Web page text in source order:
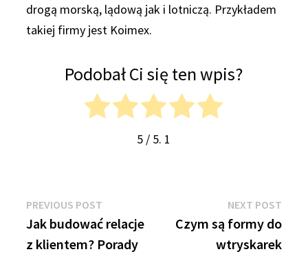
drogą morską, lądową jak i lotniczą. Przykładem
takiej firmy jest Koimex.
Podobał Ci się ten wpis?
5 / 5. 1
Nawigacja
wpisu
PREVIOUS POST
post:
Jak budować relacje
z klientem? Porady
NEXT POSTNext
post:
Czym są formy do
wtryskarek